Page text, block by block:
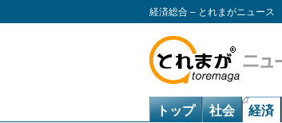
経済総合 – とれまがニュース
トップ 社会 経済